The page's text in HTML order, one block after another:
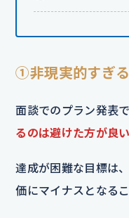
①非現実的すぎ
面談でのプラン発表
るのは避けた方が良い
達成が困難な目標は
価にマイナスとなる